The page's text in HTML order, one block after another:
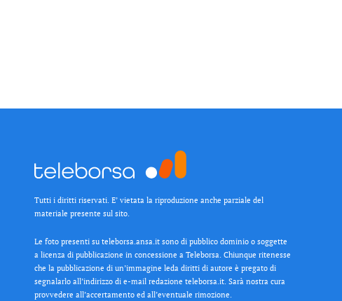
Tutti i diritti riservati. E’ vietata la riproduzione anche parziale del
materiale presente sul sito.
Le foto presenti su teleborsa.ansa.it sono di pubblico dominio o soggette
a licenza di pubblicazione in concessione a Teleborsa. Chiunque ritenesse
che la pubblicazione di un’immagine leda diritti di autore è pregato di
segnalarlo all’indirizzo di e-mail redazione teleborsa.it. Sarà nostra cura
provvedere all’accertamento ed all’eventuale rimozione.